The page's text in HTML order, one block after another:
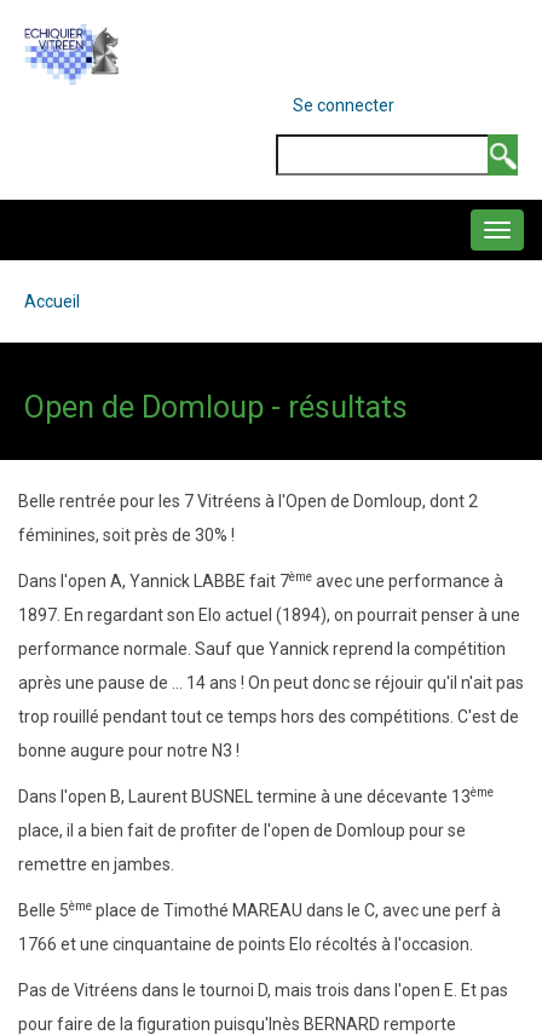
contenu
MENU
COMPTE
DE
Se connecter
d'Ariane
Accueil
Open de Domloup - résultats
Belle rentrée pour les 7 Vitréens à l'Open de Domloup, dont 2
féminines, soit près de 30% !
Dans l'open A, Yannick LABBE fait 7ème avec une performance à
1897. En regardant son Elo actuel (1894), on pourrait penser à une
performance normale. Sauf que Yannick reprend la compétition
après une pause de ... 14 ans ! On peut donc se réjouir qu'il n'ait pas
trop rouillé pendant tout ce temps hors des compétitions. C'est de
bonne augure pour notre N3 !
Dans l'open B, Laurent BUSNEL termine à une décevante 13ème
place, il a bien fait de profiter de l'open de Domloup pour se
remettre en jambes.
Belle 5ème place de Timothé MAREAU dans le C, avec une perf à
1766 et une cinquantaine de points Elo récoltés à l'occasion.
Pas de Vitréens dans le tournoi D, mais trois dans l'open E. Et pas
pour faire de la figuration puisqu'Inès BERNARD remporte